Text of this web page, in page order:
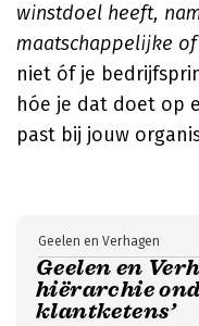
winstdoel heeft,
maatschappelijke
niet óf je
hóe je dat doet op
past bij jouw
Geelen en
hiërarchie
klantketens’
Geelen en Verhagen